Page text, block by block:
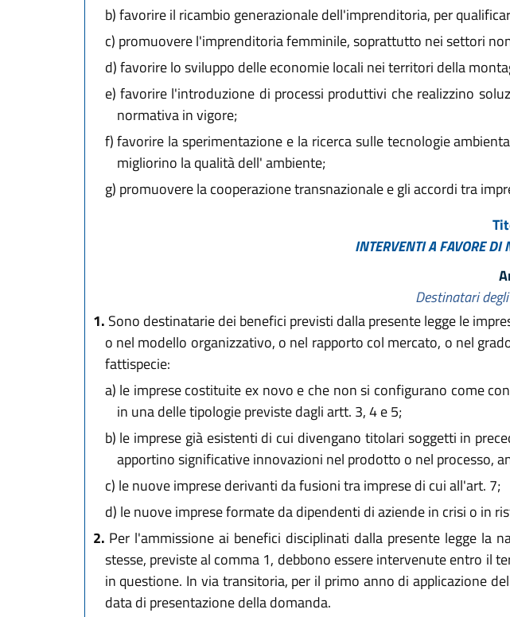
b)favorire il ricambio generazionale dell'imprenditoria, per
c) promuovere l'imprenditoria femminile, soprattutto nei settori
d)favorire lo sviluppo delle economie locali nei territori della
e) favorire l'introduzione di processi produttivi che realizzino
normativa in vigore;
f)favorire la sperimentazione e la ricerca sulle tecnologie
migliorino la qualità dell' ambiente;
g) promuovere la cooperazione transnazionale e gli accordi tra
INTERVENTI A FAVORE DI
Destinatari
1. Sono destinatarie dei benefici previsti dalla presente legge le
o nel modello organizzativo, o nel rapporto col mercato, o nel
fattispecie:
a) le imprese costituite ex novo e che non si configurano come
in una delle tipologie previste dagli artt. 3, 4 e 5;
b) le imprese già esistenti di cui divengano titolari soggetti in
apportino significative innovazioni nel prodotto o nel processo,
c) le nuove imprese derivanti da fusioni tra imprese di cui all'art. 7;
d) le nuove imprese formate da dipendenti di aziende in crisi o in
2. Per l'ammissione ai benefici disciplinati dalla presente legge la
stesse, previste al comma 1, debbono essere intervenute entro il
in questione. In via transitoria, per il primo anno di applicazione
data di presentazione della domanda.